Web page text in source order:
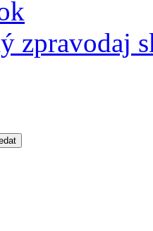
zpravodaj